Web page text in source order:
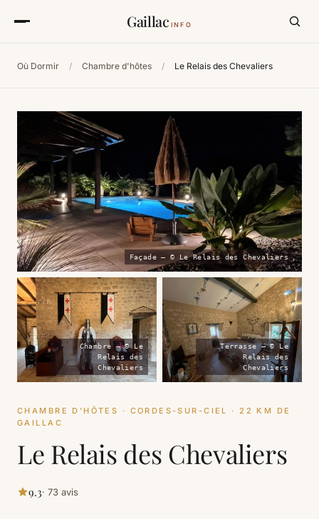
Gaillac INFO
Où Dormir / Chambre d'hôtes / Le Relais des Chevaliers
Façade — © Le Relais des Chevaliers
Chambre — © Le
Relais des
Chevaliers
Terrasse — © Le
Relais des
Chevaliers
CHAMBRE D'HÔTES · CORDES-SUR-CIEL · 22 KM DE
GAILLAC
Le Relais des Chevaliers
9.3· 73 avis